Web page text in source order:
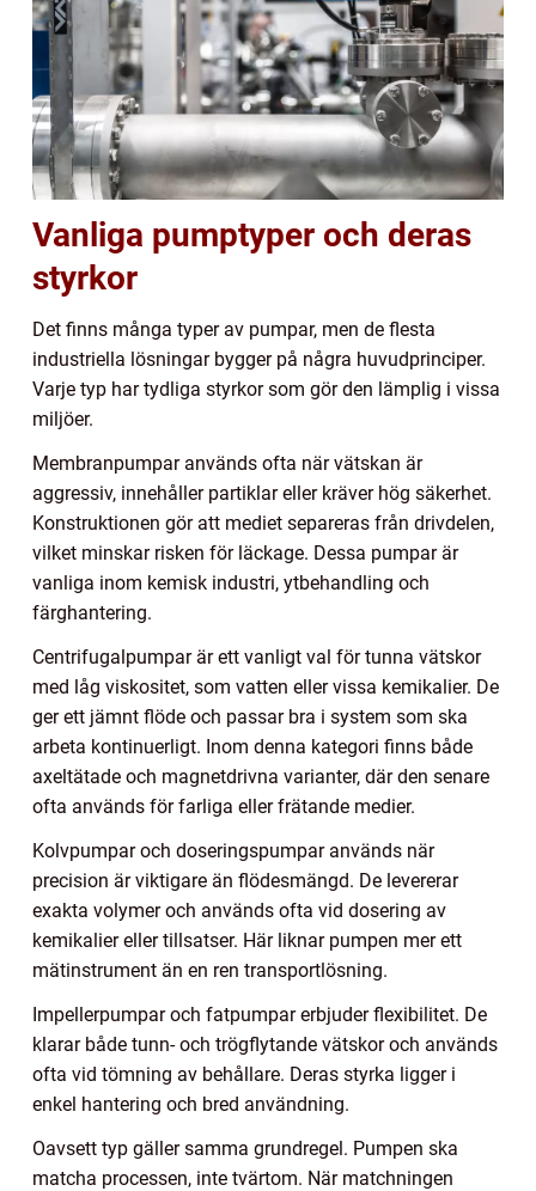
Vanliga pumptyper och deras
styrkor
Det finns många typer av pumpar, men de flesta
industriella lösningar bygger på några huvudprinciper.
Varje typ har tydliga styrkor som gör den lämplig i vissa
miljöer.
Membranpumpar används ofta när vätskan är
aggressiv, innehåller partiklar eller kräver hög säkerhet.
Konstruktionen gör att mediet separeras från drivdelen,
vilket minskar risken för läckage. Dessa pumpar är
vanliga inom kemisk industri, ytbehandling och
färghantering.
Centrifugalpumpar är ett vanligt val för tunna vätskor
med låg viskositet, som vatten eller vissa kemikalier. De
ger ett jämnt flöde och passar bra i system som ska
arbeta kontinuerligt. Inom denna kategori finns både
axeltätade och magnetdrivna varianter, där den senare
ofta används för farliga eller frätande medier.
Kolvpumpar och doseringspumpar används när
precision är viktigare än flödesmängd. De levererar
exakta volymer och används ofta vid dosering av
kemikalier eller tillsatser. Här liknar pumpen mer ett
mätinstrument än en ren transportlösning.
Impellerpumpar och fatpumpar erbjuder flexibilitet. De
klarar både tunn- och trögflytande vätskor och används
ofta vid tömning av behållare. Deras styrka ligger i
enkel hantering och bred användning.
Oavsett typ gäller samma grundregel. Pumpen ska
matcha processen, inte tvärtom. När matchningen